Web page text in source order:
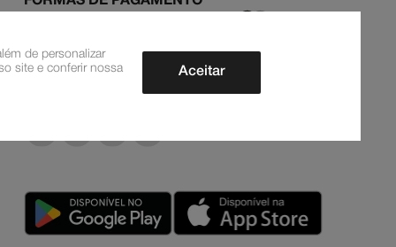
de personalizar
site e conferir nossa
Aceitar